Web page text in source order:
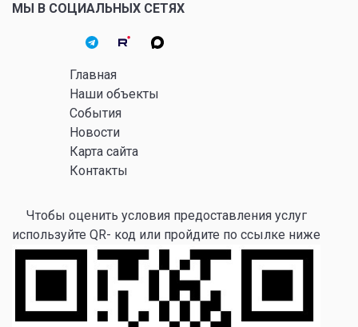
МЫ В СОЦИАЛЬНЫХ СЕТЯХ
Главная
Наши объекты
События
Новости
Карта сайта
Контакты
Чтобы оценить условия предоставления услуг
используйте QR- код или пройдите по ссылке ниже